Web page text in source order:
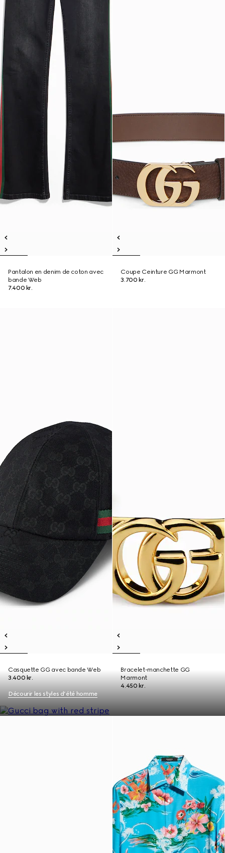
Pantalon en denim de coton avec
bande Web
7.400 kr.
Coupe Ceinture GG Marmont
3.700 kr.
Casquette GG avec bande Web
3.400 kr.
Bracelet-manchette GG
Marmont
4.450 kr.
Décourir les styles d’été homme